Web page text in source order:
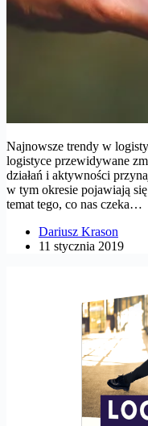
Najnowsze trendy w
logistyce przewidywane
działań i aktywności
w tym okresie pojawiają
temat tego, co nas czeka…
Dariusz Krason
11 stycznia 2019